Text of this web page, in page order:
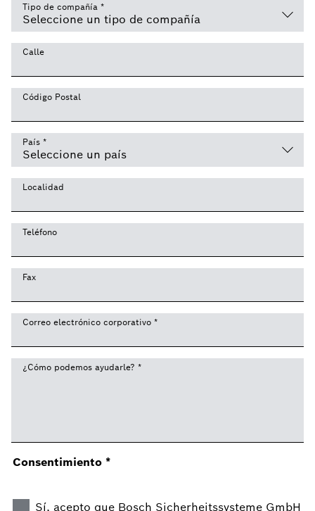
Tipo de compañía *
Calle
Código Postal
País *
Localidad
Teléfono
Fax
Correo electrónico corporativo *
¿Cómo podemos ayudarle? *
Consentimiento *
Sí, acepto que Bosch Sicherheitssysteme GmbH